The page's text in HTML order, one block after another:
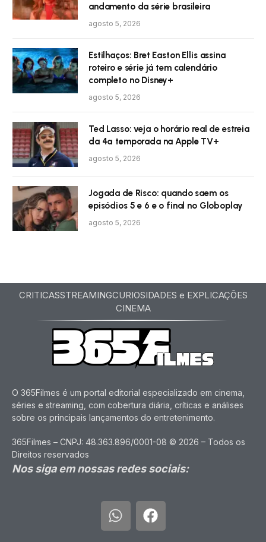
andamento da série brasileira
agosto 5, 2026
Estilhaços: Bret Easton Ellis assina
roteiro e série já tem calendário
completo no Disney+
agosto 5, 2026
Ted Lasso: veja o horário real de estreia
da 4ª temporada na Apple TV+
agosto 5, 2026
Jogada de Risco: quando saem os
episódios 5 e 6 e o final no Globoplay
agosto 5, 2026
CRITICASSTREAMINGCURIOSIDADES e EXPLICAÇÕES
CINEMA
O 365Filmes é um portal editorial especializado em cinema,
séries e streaming, com cobertura diária, críticas e análises
sobre os principais lançamentos do entretenimento.
365Filmes – CNPJ: 48.363.896/0001-08 © 2026 – Todos os
Direitos reservados
Nos siga em nossas redes sociais: